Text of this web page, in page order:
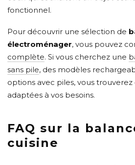
fonctionnel.
Pour découvrir une sélection de
électroménager, vous pouvez
complète. Si vous cherchez une
sans pile, des modèles
options avec piles, vous trouverez
adaptées à vos besoins.
FAQ sur la
cuisine